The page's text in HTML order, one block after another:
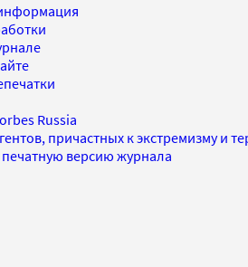
Russia
причастных к экстремизму и
версию журнала